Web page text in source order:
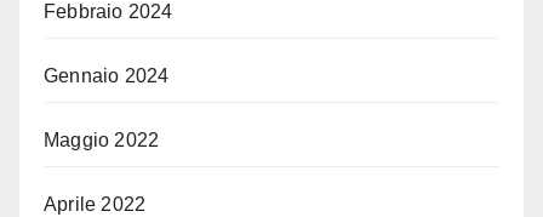
Febbraio 2024
Gennaio 2024
Maggio 2022
Aprile 2022